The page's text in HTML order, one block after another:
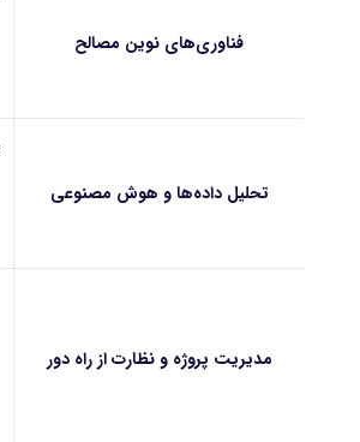
فناوری‌های نوین مصالح
تحلیل داده‌ها و هوش مصنوعی
مدیریت پروژه و نظارت از راه دور